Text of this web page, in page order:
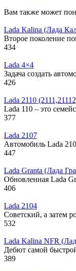
Вам также может
Lada Kalina (Лада
Второе поколение
434
Lada 4×4
Задача создать
426
Lada 2110
Lada 110 – это
377
Lada 2107
Автомобиль Lada
447
Lada Granta (Лада
Обновленная Lada
406
Lada 2104
Советский, а затем
532
Lada Kalina NFR
Дебют самой
389